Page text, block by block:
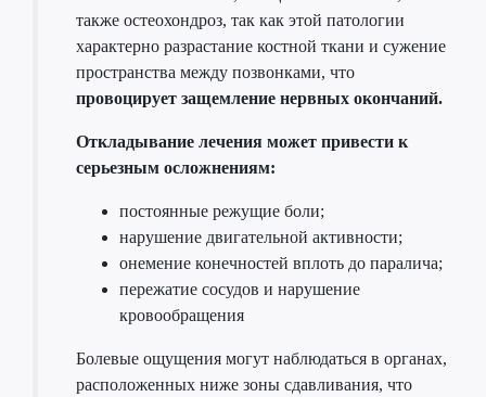
также остеохондроз, так как этой патологии
характерно разрастание костной ткани и сужение
пространства между позвонками, что
провоцирует защемление нервных окончаний.
Откладывание лечения может привести к
серьезным осложнениям:
постоянные режущие боли;
нарушение двигательной активности;
онемение конечностей вплоть до паралича;
пережатие сосудов и нарушение
кровообращения
Болевые ощущения могут наблюдаться в органах,
расположенных ниже зоны сдавливания, что